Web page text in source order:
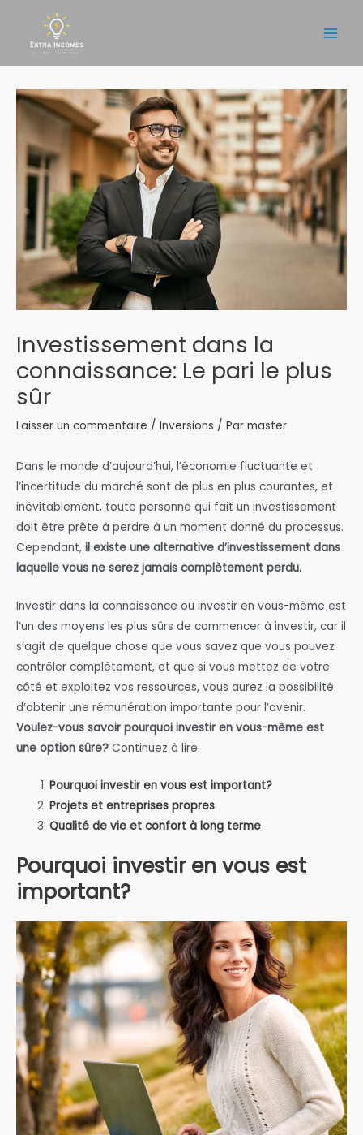
contenu
Investissement dans la
connaissance: Le pari le plus
sûr
Laisser un commentaire / Inversions / Par master
Dans le monde d’aujourd’hui, l’économie fluctuante et
l’incertitude du marché sont de plus en plus courantes, et
inévitablement, toute personne qui fait un investissement
doit être prête à perdre à un moment donné du processus.
Cependant, il existe une alternative d’investissement dans
laquelle vous ne serez jamais complètement perdu.
Investir dans la connaissance ou investir en vous-même est
l’un des moyens les plus sûrs de commencer à investir, car il
s’agit de quelque chose que vous savez que vous pouvez
contrôler complètement, et que si vous mettez de votre
côté et exploitez vos ressources, vous aurez la possibilité
d’obtenir une rémunération importante pour l’avenir.
Voulez-vous savoir pourquoi investir en vous-même est
une option sûre? Continuez à lire.
Pourquoi investir en vous est important?
Projets et entreprises propres
Qualité de vie et confort à long terme
Pourquoi investir en vous est
important?